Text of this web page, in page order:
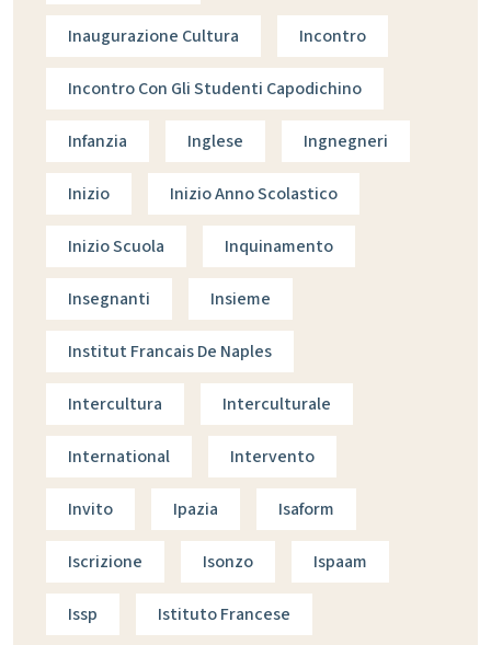
Inaugurazione Cultura Incontro
Incontro Con Gli Studenti Capodichino
Infanzia Inglese Ingnegneri
Inizio Inizio Anno Scolastico
Inizio Scuola Inquinamento
Insegnanti Insieme
Institut Francais De Naples
Intercultura Interculturale
International Intervento
Invito Ipazia Isaform
Iscrizione Isonzo Ispaam
Issp Istituto Francese